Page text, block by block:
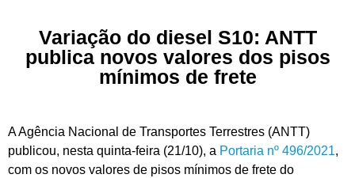
Variação do diesel S10: ANTT
publica novos valores dos pisos
mínimos de frete
A Agência Nacional de Transportes Terrestres (ANTT)
publicou, nesta quinta-feira (21/10), a Portaria nº 496/2021,
com os novos valores de pisos mínimos de frete do